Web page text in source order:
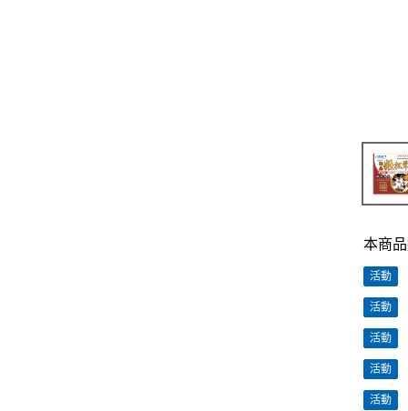
本商
活動
活動
活動
活動
活動